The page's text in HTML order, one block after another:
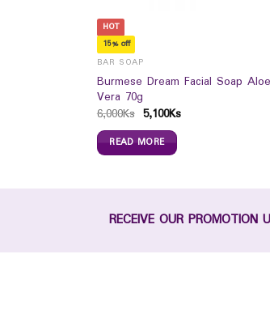
HOT
15% off
BAR SOAP
Burmese Dream Facial Soap Aloe
Vera 70g
6,000Ks 5,100Ks
READ MORE
RECEIVE OUR PROMOTION